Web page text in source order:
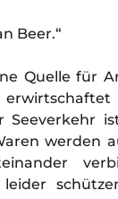
Beer.“
Quelle für
Seeverkehr
werden